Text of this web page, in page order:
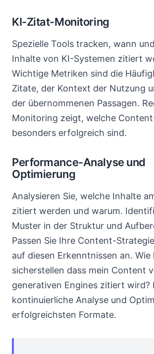
KI-Zitat-Monitoring
Spezielle Tools tracken, wann
Inhalte von KI-Systemen zitiert
Wichtige Metriken sind die
Zitate, der Kontext der Nutzung
der übernommenen Passagen.
Monitoring zeigt, welche
besonders erfolgreich sind.
Performance-Analyse und
Optimierung
Analysieren Sie, welche Inhalte
zitiert werden und warum.
Muster in der Struktur und
Passen Sie Ihre Content-
auf diesen Erkenntnissen an. Wie
sicherstellen dass mein Content
generativen Engines zitiert wird?
kontinuierliche Analyse und
erfolgreichsten Formate.